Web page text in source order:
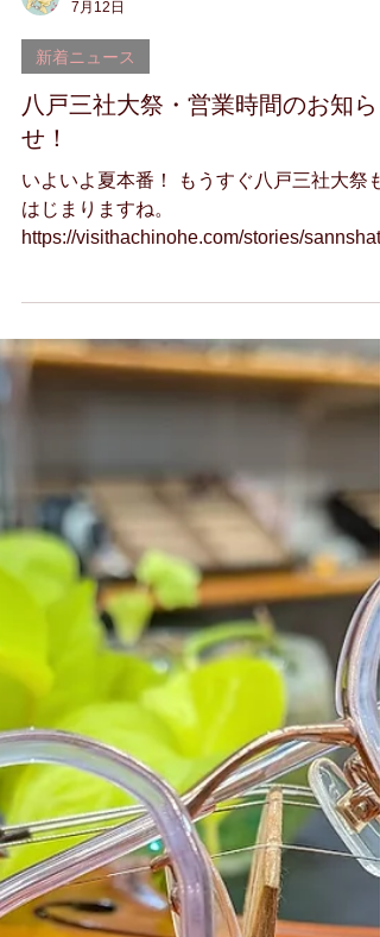
メガネアート
7月12日
新着ニュース
八戸三社大祭・営業時間のお知ら
せ！
いよいよ夏本番！ もうすぐ八戸三社大祭も
間中の 営業時間をお知らせいたします。
月３１日（金）・前夜祭 １０：００～２
１：００（予定）
（土）・お通り １０：００～１９：００
（予定）
・・・・・・・・・・・・・・・・・・・
・・・・・・・・・・・・・ ８月２日
（日）・中日（夜間運行） １１：００～２
１：００（予定）
・・・・・・・・・・・・・・・・・・・
・・・・・・・・・・・・・ ８月３日
（月）・お還り １０：００～１９：００
（予定）
・・・・・・・・・・・・・・・・・・・
・・・・・・・・・・・・・ ８月４日
（火）・後夜祭 １１：００～２１：００
（予定）
・・・・・・・・・・・・・・・・・・・
・・・・・・・・・・・・・ ※ ８月４日